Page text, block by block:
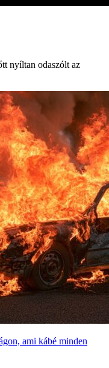
nyíltan odaszólt az
ami kábé minden